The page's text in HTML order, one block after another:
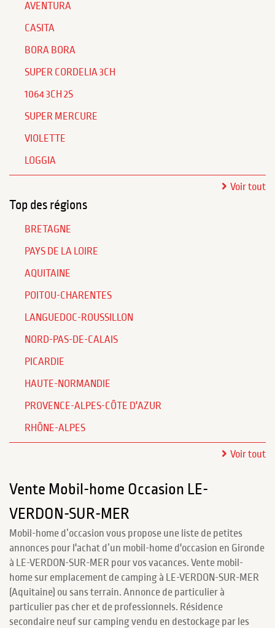
AVENTURA
CASITA
BORA BORA
SUPER CORDELIA 3CH
1064 3CH 2S
SUPER MERCURE
VIOLETTE
LOGGIA
Voir tout
Top des régions
BRETAGNE
PAYS DE LA LOIRE
AQUITAINE
POITOU-CHARENTES
LANGUEDOC-ROUSSILLON
NORD-PAS-DE-CALAIS
PICARDIE
HAUTE-NORMANDIE
PROVENCE-ALPES-CÔTE D'AZUR
RHÔNE-ALPES
Voir tout
Vente Mobil-home Occasion LE-
VERDON-SUR-MER
Mobil-home d’occasion vous propose une liste de petites
annonces pour l'achat d’un mobil-home d'occasion en Gironde
à LE-VERDON-SUR-MER pour vos vacances. Vente mobil-
home sur emplacement de camping à LE-VERDON-SUR-MER
(Aquitaine) ou sans terrain. Annonce de particulier à
particulier pas cher et de professionnels. Résidence
secondaire neuf sur camping vendu en destockage par les